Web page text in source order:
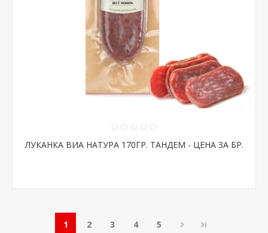
ЛУКАНКА ВИА НАТУРА 170ГР. ТАНДЕМ - ЦЕНА ЗА БР.
1 2 3 4 5